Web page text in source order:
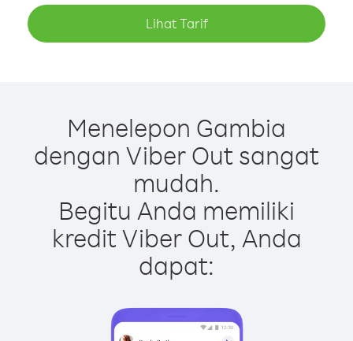
Lihat Tarif
Menelepon Gambia
dengan Viber Out sangat
mudah.
Begitu Anda memiliki
kredit Viber Out, Anda
dapat: